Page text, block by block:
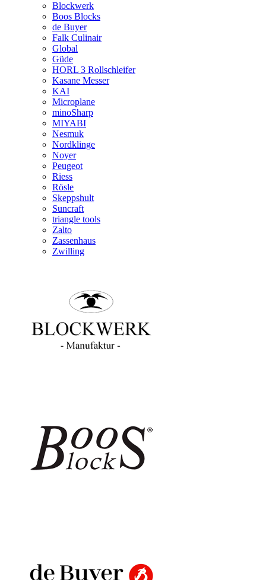
Blockwerk
Boos Blocks
de Buyer
Falk Culinair
Global
Güde
HORL 3 Rollschleifer
Kasane Messer
KAI
Microplane
minoSharp
MIYABI
Nesmuk
Nordklinge
Noyer
Peugeot
Riess
Rösle
Skeppshult
Suncraft
triangle tools
Zalto
Zassenhaus
Zwilling